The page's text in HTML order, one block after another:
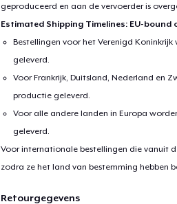
geproduceerd en aan de vervoerder is
Estimated Shipping Timelines: EU-bound
Bestellingen voor het Verenigd
geleverd.
Voor Frankrijk, Duitsland, Nederland en
productie geleverd.
Voor alle andere landen in Europa
geleverd.
Voor internationale bestellingen die vanuit
zodra ze het land van bestemming hebben
Retourgegevens